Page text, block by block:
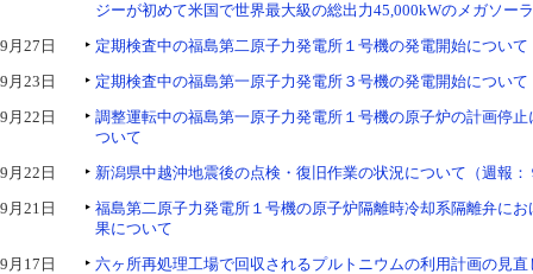
ジーが初めて米国で世界最大級の総出力45,000kWのメガソー
9月27日
定期検査中の福島第二原子力発電所１号機の発電開始について
9月23日
定期検査中の福島第一原子力発電所３号機の発電開始について
9月22日
調整運転中の福島第一原子力発電所１号機の原子炉の計画停
ついて
9月22日
新潟県中越沖地震後の点検・復旧作業の状況について（週報：
9月21日
福島第二原子力発電所１号機の原子炉隔離時冷却系隔離弁に
果について
9月17日
六ヶ所再処理工場で回収されるプルトニウムの利用計画の見直